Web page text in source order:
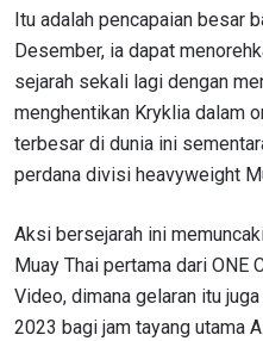
Itu adalah pencapaian besar
Desember, ia dapat
sejarah sekali lagi dengan
menghentikan Kryklia dalam
terbesar di dunia ini
perdana divisi heavyweight
Aksi bersejarah ini
Muay Thai pertama dari ONE
Video, dimana gelaran itu
2023 bagi jam tayang utama